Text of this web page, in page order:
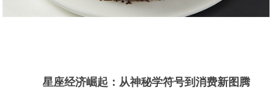
星座经济崛起：从神秘学符号到消费新图腾